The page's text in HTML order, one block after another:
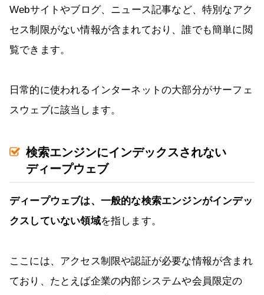
Webサイトやブログ、ニュース記事など、特別なアク
セス制限がない情報が含まれており、誰でも簡単に閲
覧できます。
日常的に使われるインターネットの大部分がサーフェ
スウェブに該当します。
検索エンジンにインデックスされない
ディープウェブ
ディープウェブは、一般的な検索エンジンがインデッ
クスしていない領域を指します。
ここには、アクセス制限や認証が必要な情報が含まれ
ており、たとえば企業の内部システムや会員限定の